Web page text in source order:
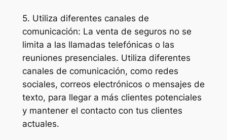
5. Utiliza diferentes canales de
comunicación: La venta de seguros no se
limita a las llamadas telefónicas o las
reuniones presenciales. Utiliza diferentes
canales de comunicación, como redes
sociales, correos electrónicos o mensajes de
texto, para llegar a más clientes potenciales
y mantener el contacto con tus clientes
actuales.